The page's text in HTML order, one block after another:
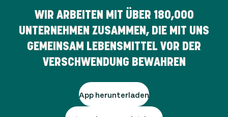
WIR ARBEITEN MIT ÜBER 180,000
UNTERNEHMEN ZUSAMMEN, DIE MIT UNS
GEMEINSAM LEBENSMITTEL VOR DER
VERSCHWENDUNG BEWAHREN
App herunterladen